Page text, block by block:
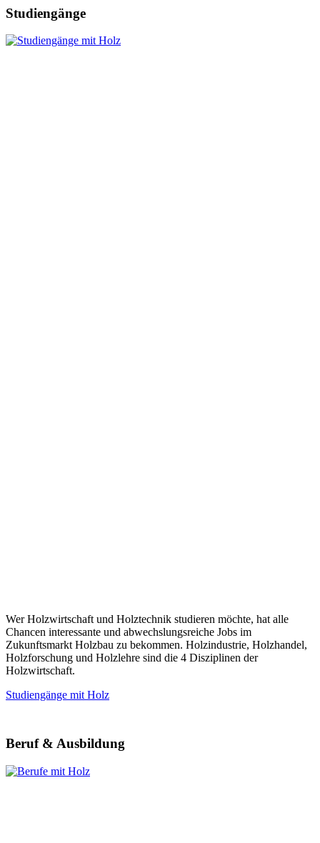
Studiengänge
Wer Holzwirtschaft und Holztechnik studieren möchte, hat alle
Chancen interessante und abwechslungsreiche Jobs im
Zukunftsmarkt Holzbau zu bekommen. Holzindustrie, Holzhandel,
Holzforschung und Holzlehre sind die 4 Disziplinen der
Holzwirtschaft.
Studiengänge mit Holz
Beruf & Ausbildung